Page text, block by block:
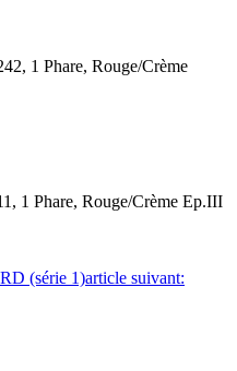
1 Phare, Rouge/Crème
1 Phare, Rouge/Crème Ep.III
(série 1)article suivant: